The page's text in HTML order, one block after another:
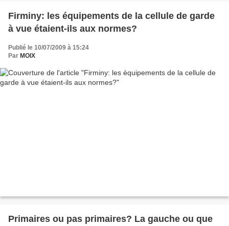
Firminy: les équipements de la cellule de garde
à vue étaient-ils aux normes?
Publié le 10/07/2009 à 15:24
Par MOIX
Primaires ou pas primaires? La gauche ou que